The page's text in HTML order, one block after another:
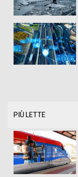
PIÙ LETTE